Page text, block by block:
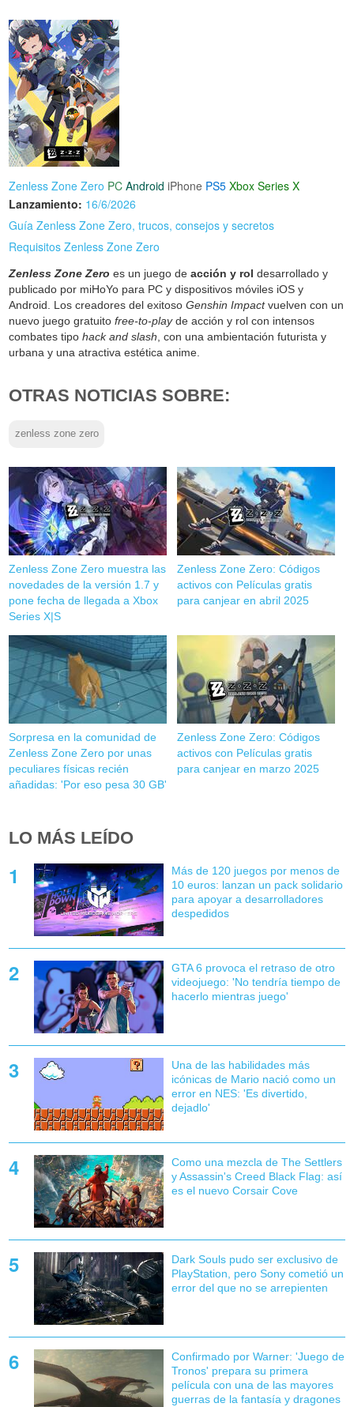
Zenless Zone Zero PC Android iPhone PS5 Xbox Series X
Lanzamiento: 16/6/2026
Guía Zenless Zone Zero, trucos, consejos y secretos
Requisitos Zenless Zone Zero
Zenless Zone Zero es un juego deacción y rol desarrollado y
publicado por miHoYo para PC y dispositivos móviles iOS y
Android. Los creadores del exitosoGenshin Impactvuelven con un
nuevo juego gratuitofree-to-playde acción y rol con intensos
combates tipohack and slash, con una ambientación futurista y
urbana y una atractiva estética anime.
OTRAS NOTICIAS SOBRE:
zenless zone zero
Zenless Zone Zero muestra las
novedades de la versión 1.7 y
pone fecha de llegada a Xbox
Series X|S
Zenless Zone Zero: Códigos
activos con Películas gratis
para canjear en abril 2025
Sorpresa en la comunidad de
Zenless Zone Zero por unas
peculiares físicas recién
añadidas: 'Por eso pesa 30 GB'
Zenless Zone Zero: Códigos
activos con Películas gratis
para canjear en marzo 2025
LO MÁS LEÍDO
Más de 120 juegos por menos de
10 euros: lanzan un pack solidario
para apoyar a desarrolladores
despedidos
GTA 6 provoca el retraso de otro
videojuego: 'No tendría tiempo de
hacerlo mientras juego'
Una de las habilidades más
icónicas de Mario nació como un
error en NES: 'Es divertido,
dejadlo'
Como una mezcla de The Settlers
y Assassin's Creed Black Flag: así
es el nuevo Corsair Cove
Dark Souls pudo ser exclusivo de
PlayStation, pero Sony cometió un
error del que no se arrepienten
Confirmado por Warner: 'Juego de
Tronos' prepara su primera
película con una de las mayores
guerras de la fantasía y dragones